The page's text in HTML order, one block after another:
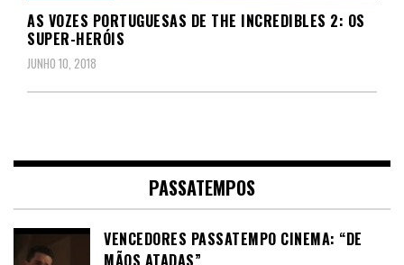
AS VOZES PORTUGUESAS DE THE INCREDIBLES 2: OS
SUPER-HERÓIS
JUNHO 10, 2018
PASSATEMPOS
VENCEDORES PASSATEMPO CINEMA: “DE